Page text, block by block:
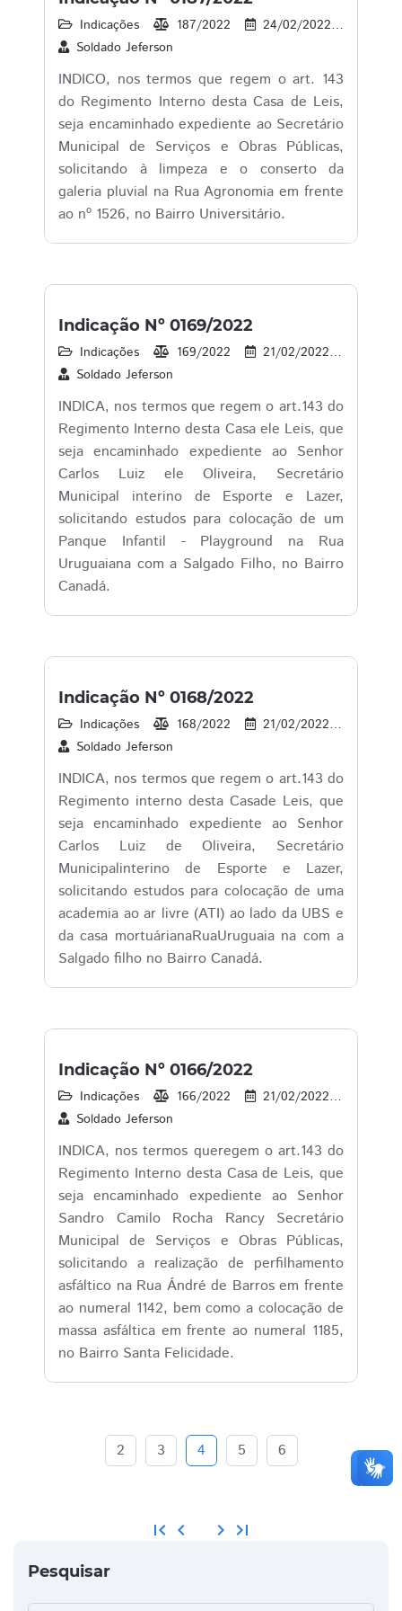
Indicações 187/2022 24/02/2022
Soldado Jeferson
INDICO, nos termos que regem o art. 143
do Regimento Interno desta Casa de Leis,
seja encaminhado expediente ao Secretário
Municipal de Serviços e Obras Públicas,
solicitando à limpeza e o conserto da
galeria pluvial na Rua Agronomia em frente
ao nº 1526, no Bairro Universitário.
Indicação Nº 0169/2022
Indicações 169/2022 21/02/2022
Soldado Jeferson
INDICA, nos termos que regem o art.143 do
Regimento Interno desta Casa ele Leis, que
seja encaminhado expediente ao Senhor
Carlos Luiz ele Oliveira, Secretário
Municipal interino de Esporte e Lazer,
solicitando estudos para colocação de um
Panque Infantil - Playground na Rua
Uruguaiana com a Salgado Filho, no Bairro
Canadá.
Indicação Nº 0168/2022
Indicações 168/2022 21/02/2022
Soldado Jeferson
INDICA, nos termos que regem o art.143 do
Regimento interno desta Casade Leis, que
seja encaminhado expediente ao Senhor
Carlos Luiz de Oliveira, Secretário
Municipalinterino de Esporte e Lazer,
solicitando estudos para colocação de uma
academia ao ar livre (ATI) ao lado da UBS e
da casa mortuárianaRuaUruguaia na com a
Salgado filho no Bairro Canadá.
Indicação Nº 0166/2022
Indicações 166/2022 21/02/2022
Soldado Jeferson
INDICA, nos termos queregem o art.143 do
Regimento Interno desta Casa de Leis, que
seja encaminhado expediente ao Senhor
Sandro Camilo Rocha Rancy Secretário
Municipal de Serviços e Obras Públicas,
solicitando a realização de perfilhamento
asfáltico na Rua Ándré de Barros em frente
ao numeral 1142, bem como a colocação de
massa asfáltica em frente ao numeral 1185,
no Bairro Santa Felicidade.
first_page chevron_left
2 3 4 5 6
chevron_right last_page
Pesquisar